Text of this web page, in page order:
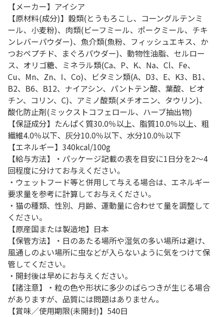
【メーカー】アイシア
【原材料(成分)】穀類(とうもろこし、コーングルテンミ
ール、小麦粉)、肉類(ビーフミール、ポークミール、チキ
ンレバーパウダー)、魚介類(魚粉、フィッシュエキス、か
つおペプチド、まぐろパウダー)、動物性油脂、セルロー
ス、オリゴ糖、ミネラル類(Ca、P、K、Na、Cl、Fe、
Cu、Mn、Zn、I、Co)、ビタミン類(A、D3、E、K3、B1、
B2、B6、B12、ナイアシン、パントテン酸、葉酸、ビオ
チン、コリン、C)、アミノ酸類(メチオニン、タウリン)、
酸化防止剤(ミックストコフェロール、ハーブ抽出物)
【保証成分】たんぱく質30.0％以上、脂質10.0％以上、粗
繊維4.0％以下、灰分10.0％以下、水分10.0％以下
【エネルギー】340kcal/100g
【給与方法】・パッケージ記載の表を目安に1日分を2～4
回程度に分けてお与えください。
・ウェットフード等と併用して与える場合は、エネルギー
要求量を参考に計算してお与えください。
・猫の種類、性別、月齢、運動量に合わせて量を調整して
ください。
【原産国または製造地】日本
【保管方法】・日のあたる場所や湿気の多い場所は避け、
風通しのよい場所に虫などが入らないように気をつけて保
管してください。
・開封後は早めにお与えください。
【諸注意】・粒の色や形状に多少のばらつきが生じる場合
がありますが、品質には問題はありません。
【賞味／使用期限(未開封)】540日